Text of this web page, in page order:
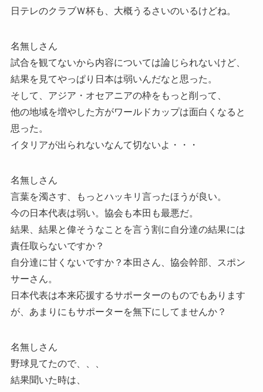
日テレのクラブＷ杯も、大概うるさいのいるけどね。
名無しさん
試合を観てないから内容については論じられないけど、
結果を見てやっぱり日本は弱いんだなと思った。
そして、アジア・オセアニアの枠をもっと削って、
他の地域を増やした方がワールドカップは面白くなると
思った。
イタリアが出られないなんて切ないよ・・・
名無しさん
言葉を濁さす、もっとハッキリ言ったほうが良い。
今の日本代表は弱い。協会も本田も最悪だ。
結果、結果と偉そうなことを言う割に自分達の結果には
責任取らないですか？
自分達に甘くないですか？本田さん、協会幹部、スポン
サーさん。
日本代表は本来応援するサポーターのものでもあります
が、あまりにもサポーターを無下にしてませんか？
名無しさん
野球見てたので、、、
結果聞いた時は、